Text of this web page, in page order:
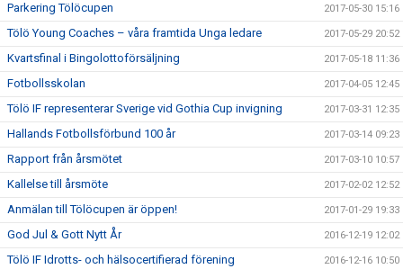
Parkering Tölöcupen 2017-05-30 15:16
Tölö Young Coaches – våra framtida Unga ledare 2017-05-29 20:52
Kvartsfinal i Bingolottoförsäljning 2017-05-18 11:36
Fotbollsskolan 2017-04-05 12:45
Tölö IF representerar Sverige vid Gothia Cup invigning 2017-03-31 12:35
Hallands Fotbollsförbund 100 år 2017-03-14 09:23
Rapport från årsmötet 2017-03-10 10:57
Kallelse till årsmöte 2017-02-02 12:52
Anmälan till Tölöcupen är öppen! 2017-01-29 19:33
God Jul & Gott Nytt År 2016-12-19 12:02
Tölö IF Idrotts- och hälsocertifierad förening 2016-12-16 10:50